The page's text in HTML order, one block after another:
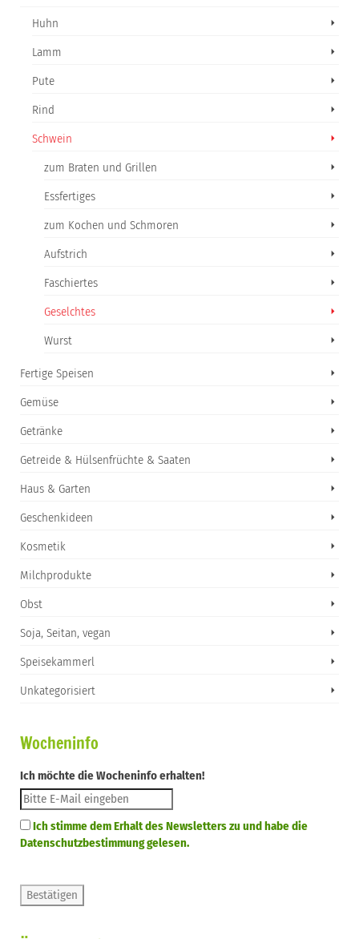
Huhn
Lamm
Pute
Rind
Schwein
zum Braten und Grillen
Essfertiges
zum Kochen und Schmoren
Aufstrich
Faschiertes
Geselchtes
Wurst
Fertige Speisen
Gemüse
Getränke
Getreide & Hülsenfrüchte & Saaten
Haus & Garten
Geschenkideen
Kosmetik
Milchprodukte
Obst
Soja, Seitan, vegan
Speisekammerl
Unkategorisiert
Wocheninfo
Ich möchte die Wocheninfo erhalten!
Ich stimme dem Erhalt des Newsletters zu und habe die
Datenschutzbestimmung gelesen.